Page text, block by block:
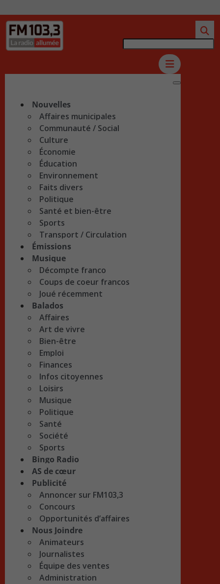
Nouvelles
Affaires municipales
Communauté / Social
Culture
Économie
Éducation
Environnement
Faits divers
Politique
Santé et bien-être
Sports
Transport / Circulation
Émissions
Musique
Décompte franco
Coups de coeur francos
Joué récemment
Balados
Affaires
Art de vivre
Bien-être
Emploi
Finances
Infos citoyennes
Loisirs
Musique
Politique
Santé
Société
Sports
Bingo Radio
AS de cœur
Publicité
Annoncer sur FM103,3
Concours
Opportunités d’affaires
Nous Joindre
Animateurs
Journalistes
Équipe des ventes
Administration